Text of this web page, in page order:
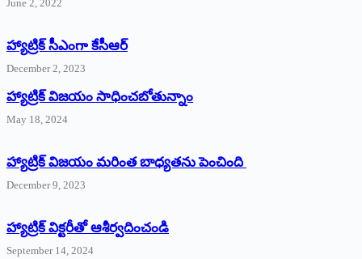
June 2, 2022
హ్యాట్రిక్‌ ‌సీఎంగా కేసీఆర్‌
December 2, 2023
హ్యాట్రిక్‌ విజయం సాధించబోతున్నాం
May 18, 2024
హ్యాట్రిక్ విజయం మరింత బాధ్యతను పెంచింది
December 9, 2023
హ్యాట్రిక్‌ ‌విక్టరీతో ఆశీర్వదించండి
September 14, 2024